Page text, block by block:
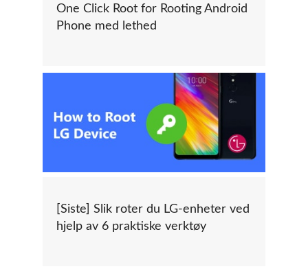
One Click Root for Rooting Android
Phone med lethed
[Siste] Slik roter du LG-enheter ved
hjelp av 6 praktiske verktøy